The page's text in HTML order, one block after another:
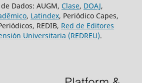
Dados: AUGM, Clase, DOAJ,
, Latindex, Periódico Capes,
REDIB, Red de Editores
Universitaria (REDREU).